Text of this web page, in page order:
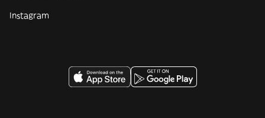
Instagram